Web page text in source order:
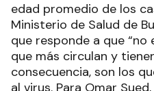
edad promedio de los
Ministerio de Salud de
que responde a que “no
que más circulan y
consecuencia, son los
al virus. Para Omar